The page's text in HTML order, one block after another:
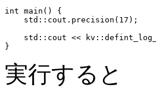
int main() {
    std::cout.precision(17);
std::cout <<
実行すると